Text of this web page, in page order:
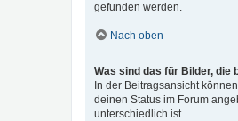
gefunden werden.
Nach oben
Was sind das für Bilder, die
In der Beitragsansicht
deinen Status im Forum
unterschiedlich ist.